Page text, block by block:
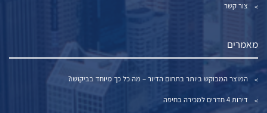
צור קשר
מאמרים
המוצר המבוקש ביותר בתחום הדיור – מה כל כך מיוחד בביקושו?
דירות 4 חדרים למכירה בחיפה